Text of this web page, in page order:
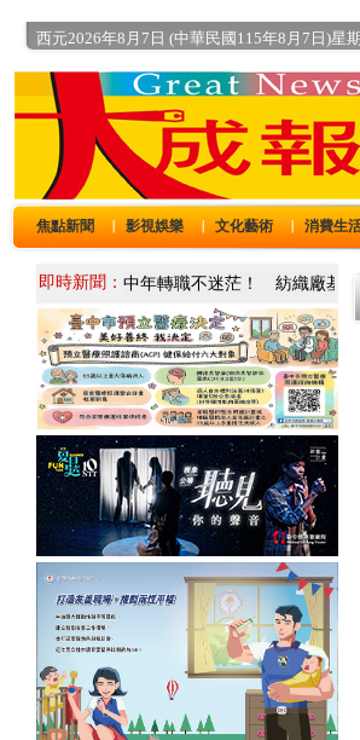
西元2026年8月7日 (中華民國115年8月7日)星
焦點新聞 影視娛樂 文化藝術 消費生
即時新聞：